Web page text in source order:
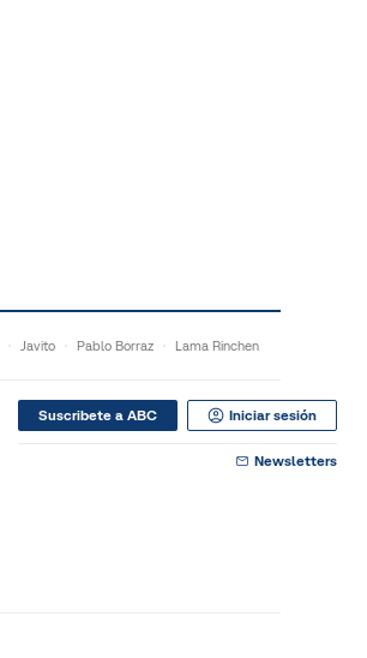
Javito Pablo Borraz Lama Rinchen
Suscribete a ABC Iniciar sesión
Newsletters